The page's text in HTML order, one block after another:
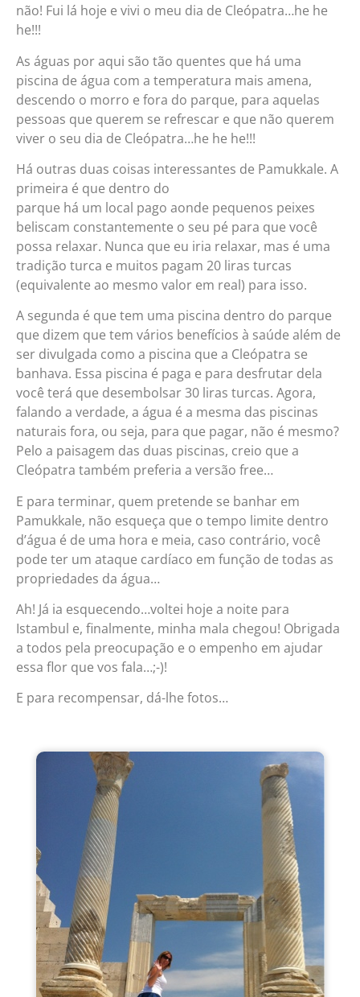
não! Fui lá hoje e vivi o meu dia de Cleópatra…he he
he!!!
As águas por aqui são tão quentes que há uma
piscina de água com a temperatura mais amena,
descendo o morro e fora do parque, para aquelas
pessoas que querem se refrescar e que não querem
viver o seu dia de Cleópatra…he he he!!!
Há outras duas coisas interessantes de Pamukkale. A
primeira é que dentro do
parque há um local pago aonde pequenos peixes
beliscam constantemente o seu pé para que você
possa relaxar. Nunca que eu iria relaxar, mas é uma
tradição turca e muitos pagam 20 liras turcas
(equivalente ao mesmo valor em real) para isso.
A segunda é que tem uma piscina dentro do parque
que dizem que tem vários benefícios à saúde além de
ser divulgada como a piscina que a Cleópatra se
banhava. Essa piscina é paga e para desfrutar dela
você terá que desembolsar 30 liras turcas. Agora,
falando a verdade, a água é a mesma das piscinas
naturais fora, ou seja, para que pagar, não é mesmo?
Pelo a paisagem das duas piscinas, creio que a
Cleópatra também preferia a versão free…
E para terminar, quem pretende se banhar em
Pamukkale, não esqueça que o tempo limite dentro
d’água é de uma hora e meia, caso contrário, você
pode ter um ataque cardíaco em função de todas as
propriedades da água…
Ah! Já ia esquecendo…voltei hoje a noite para
Istambul e, finalmente, minha mala chegou! Obrigada
a todos pela preocupação e o empenho em ajudar
essa flor que vos fala…;-)!
E para recompensar, dá-lhe fotos…